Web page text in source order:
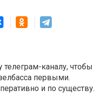
каналу, чтобы
первыми.
и по существу.